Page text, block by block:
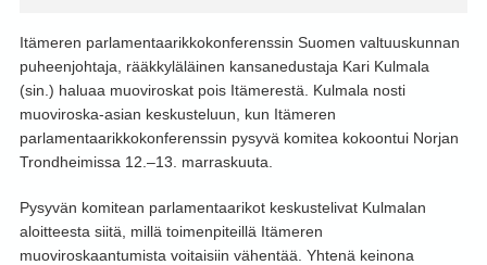
Itämeren parlamentaarikkokonferenssin Suomen valtuuskunnan
puheenjohtaja, rääkkyläläinen kansanedustaja Kari Kulmala
(sin.) haluaa muoviroskat pois Itämerestä. Kulmala nosti
muoviroska-asian keskusteluun, kun Itämeren
parlamentaarikkokonferenssin pysyvä komitea kokoontui Norjan
Trondheimissa 12.–13. marraskuuta.
Pysyvän komitean parlamentaarikot keskustelivat Kulmalan
aloitteesta siitä, millä toimenpiteillä Itämeren
muoviroskaantumista voitaisiin vähentää. Yhtenä keinona